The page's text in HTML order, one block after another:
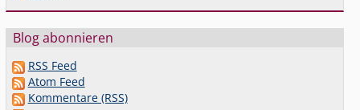
Blog abonnieren
RSS Feed
Atom Feed
Kommentare (RSS)